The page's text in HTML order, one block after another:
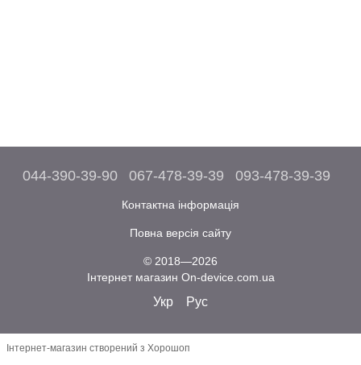
044-390-39-90 067-478-39-39 093-478-39-39
Контактна інформація
Повна версія сайту
© 2018—2026
Інтернет магазин On-device.com.ua
Укр Рус
Інтернет-магазин створений з Хорошоп